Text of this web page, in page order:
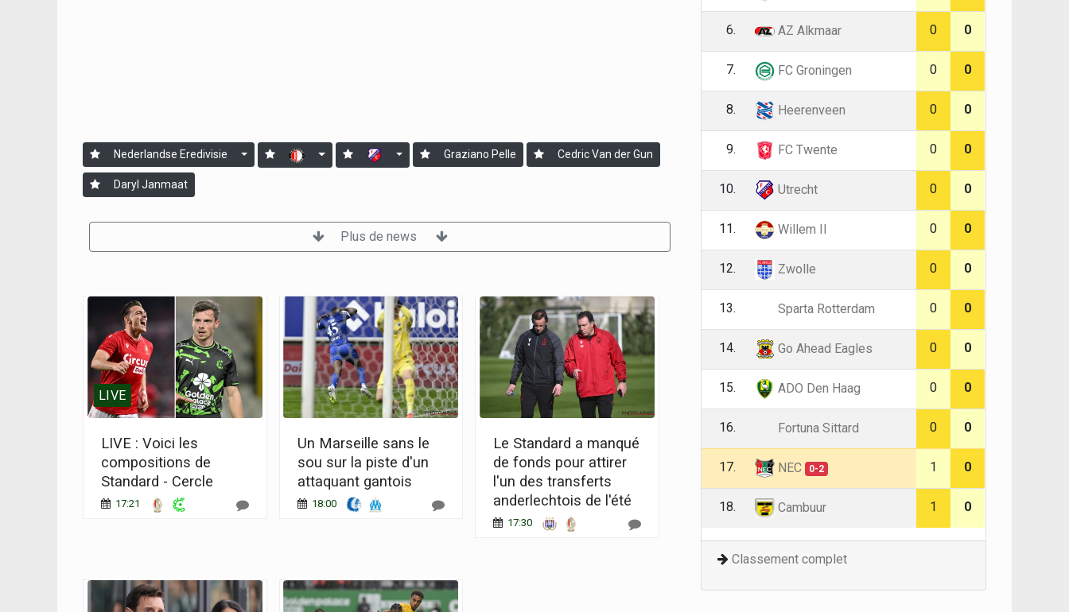
Nederlandse Eredivisie Graziano Pelle Cedric Van der Gun
Daryl Janmaat
Plus de news
LIVE
LIVE : Voici les
compositions de
Standard - Cercle
17:21
Un Marseille sans le
sou sur la piste d'un
attaquant gantois
18:00
Le Standard a manqué
de fonds pour attirer
l'un des transferts
anderlechtois de l'été
17:30
6. AZ Alkmaar 0 0
7. FC Groningen 0 0
8. Heerenveen 0 0
9. FC Twente 0 0
10. Utrecht 0 0
11. Willem II 0 0
12. Zwolle 0 0
13. Sparta Rotterdam 0 0
14. Go Ahead Eagles 0 0
15. ADO Den Haag 0 0
16. Fortuna Sittard 0 0
17. NEC 0-2 1 0
18. Cambuur 1 0
Classement complet